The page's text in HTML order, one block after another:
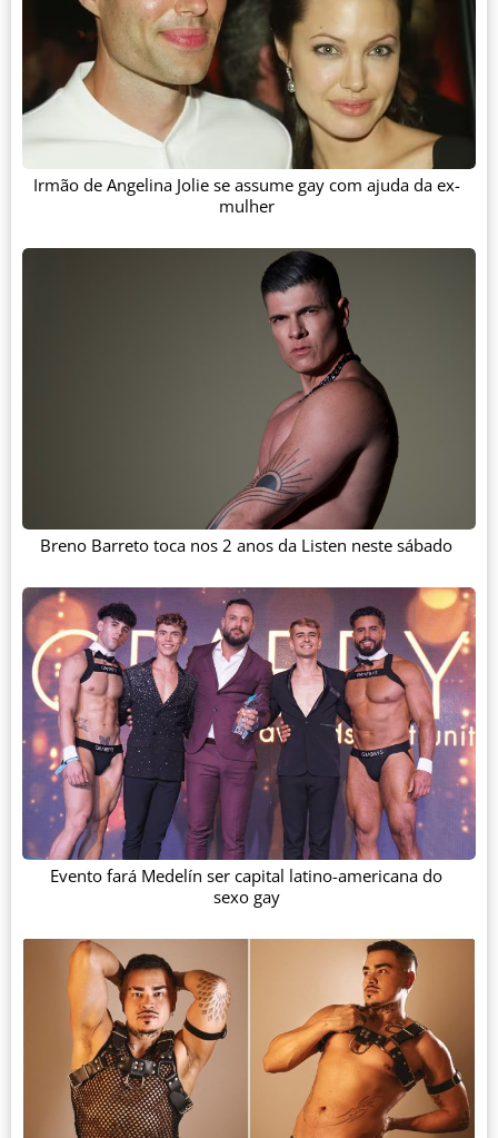
Irmão de Angelina Jolie se assume gay com ajuda da ex-
mulher
Breno Barreto toca nos 2 anos da Listen neste sábado
Evento fará Medelín ser capital latino-americana do
sexo gay